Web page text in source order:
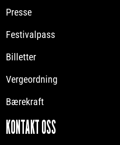
Presse
Festivalpass
Billetter
Vergeordning
Bærekraft
KONTAKT OSS